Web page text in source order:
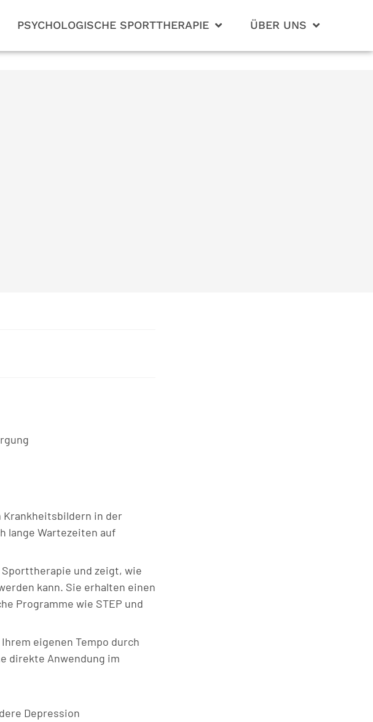
PSYCHOLOGISCHE SPORTTHERAPIE ÜBER UNS
Krankheitsbildern in der
lange Wartezeiten auf
und zeigt, wie
kann. Sie erhalten einen
Programme wie STEP und
eigenen Tempo durch
direkte Anwendung im
Depression